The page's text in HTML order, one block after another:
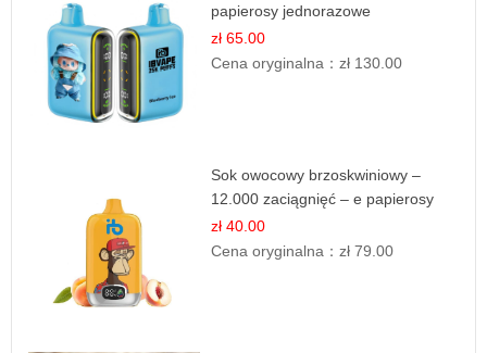
papierosy jednorazowe
zł 65.00
Cena oryginalna：zł 130.00
Sok owocowy brzoskwiniowy –
12.000 zaciągnięć – e papierosy
jednorazowe
zł 40.00
Cena oryginalna：zł 79.00